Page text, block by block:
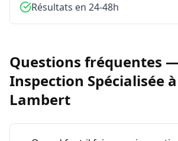
Résultats en 24-48h
Questions fréquentes
Inspection Spécialisée à
Lambert